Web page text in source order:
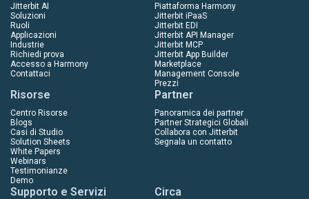
Jitterbit AI
Soluzioni
Ruoli
Applicazioni
Industrie
Richiedi prova
Accesso a Harmony
Contattaci
Piattaforma Harmony
Jitterbit iPaaS
Jitterbit EDI
Jitterbit API Manager
Jitterbit MCP
Jitterbit App Builder
Marketplace
Management Console
Prezzi
Risorse
Centro Risorse
Blogs
Casi di Studio
Solution Sheets
White Papers
Webinars
Testimonianze
Demo
Partner
Panoramica dei partner
Partner Strategici Globali
Collabora con Jitterbit
Segnala un contatto
Supporto e Servizi Circa